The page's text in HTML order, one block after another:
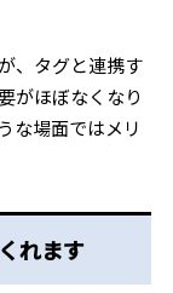
、タグと連携す
がほぼなくなり
な場面ではメリ
れます